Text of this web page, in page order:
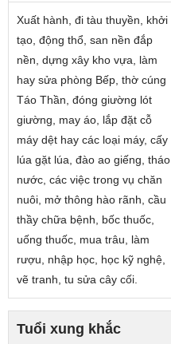
Xuất hành, đi tàu thuyền, khởi
tạo, động thổ, san nền đắp
nền, dựng xây kho vựa, làm
hay sửa phòng Bếp, thờ cúng
Táo Thần, đóng giường lót
giường, may áo, lắp đặt cỗ
máy dệt hay các loại máy, cấy
lúa gặt lúa, đào ao giếng, tháo
nước, các việc trong vụ chăn
nuôi, mở thông hào rãnh, cầu
thầy chữa bệnh, bốc thuốc,
uống thuốc, mua trâu, làm
rượu, nhập học, học kỹ nghệ,
vẽ tranh, tu sửa cây cối.
Tuổi xung khắc